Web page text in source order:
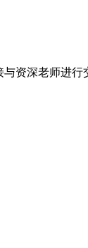
资深老师进行